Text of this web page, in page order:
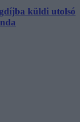
küldi utolsó